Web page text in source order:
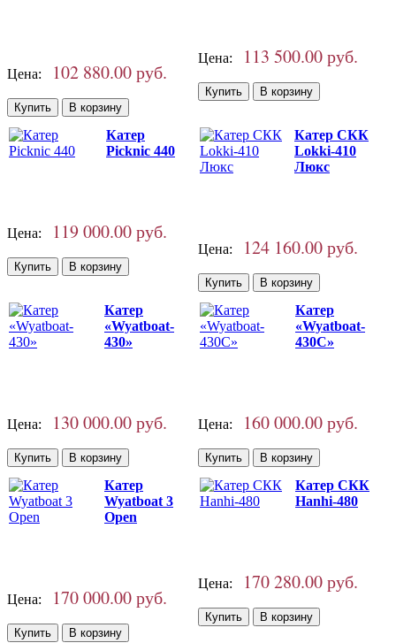
Цена: 102 880.00 руб.
Цена: 113 500.00 руб.
Катер
Picknic 440
Цена: 119 000.00 руб.
Катер СКК
Lokki-410
Люкс
Цена: 124 160.00 руб.
Катер
«Wyatboat-
430»
Цена: 130 000.00 руб.
Катер
«Wyatboat-
430C»
Цена: 160 000.00 руб.
Катер
Wyatboat 3
Open
Цена: 170 000.00 руб.
Катер СКК
Hanhi-480
Цена: 170 280.00 руб.